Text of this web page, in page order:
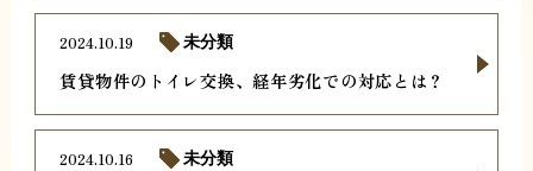
賃貸物件のトイレ交換、経年劣化での対応とは？
2024.10.19 未分類
2024.10.16 未分類